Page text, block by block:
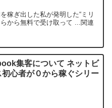
稼ぎ出した私が発明した“ミリ
から無料で受け取って ...関連
集客について ネットビ
初心者が０から稼ぐシリー